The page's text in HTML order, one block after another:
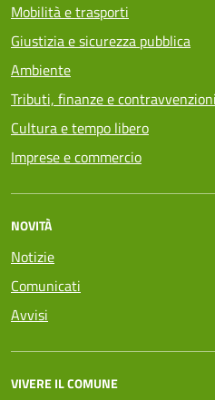
Mobilità e trasporti
Giustizia e sicurezza pubblica
Ambiente
Tributi, finanze e contravvenzioni
Cultura e tempo libero
Imprese e commercio
NOVITÀ
Notizie
Comunicati
Avvisi
VIVERE IL COMUNE